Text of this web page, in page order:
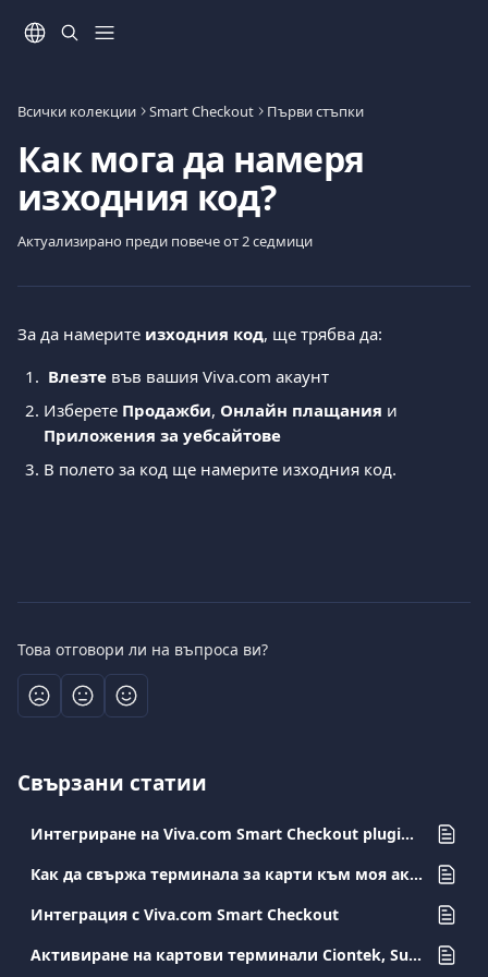
Всички колекции Smart Checkout Първи стъпки
Как мога да намеря
изходния код?
Актуализирано преди повече от 2 седмици
За да намерите изходния код, ще трябва да:
Влезте във вашия Viva.com акаунт
Изберете Продажби, Онлайн плащания и
Приложения за уебсайтове
В полето за код ще намерите изходния код.
Това отговори ли на въпроса ви?
Свързани статии
Интегриране на Viva.com Smart Checkout plugin for Shopify
Как да свържа терминала за карти към моя акаунт?
Интеграция с Viva.com Smart Checkout
Активиране на картови терминали Ciontek, Sunmi και PAX A8900